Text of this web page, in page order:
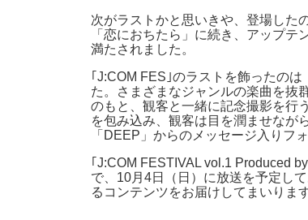
次がラストかと思いきや、登場した
「恋におちたら」に続き、アップ
満たされました。
｢J:COM FES｣のラストを飾ったの
た。さまざまなジャンルの楽曲を抜
のもと、観客と一緒に記念撮影を行
を包み込み、観客は目を潤ませなが
「DEEP」からのメッセージ入りフ
｢J:COM FESTIVAL vol.1 Produced
で、10月4日（日）に放送を予定し
るコンテンツをお届けしてまいります